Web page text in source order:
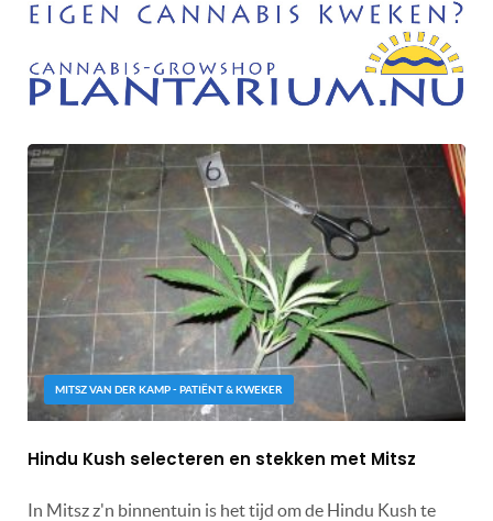
MITSZ VAN DER KAMP - PATIËNT & KWEKER
Hindu Kush selecteren en stekken met Mitsz
In Mitsz z'n binnentuin is het tijd om de Hindu Kush te